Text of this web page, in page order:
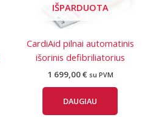
IŠPARDUOTA
CardiAid pilnai automatinis
išorinis defibriliatorius
1 699,00€ su PVM
DAUGIAU